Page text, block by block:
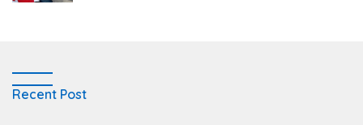
Recent Post